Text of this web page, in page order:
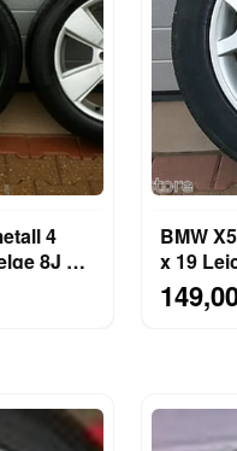
4
8J x
BMW
x 19 Leichtmetall Felge 1096228
Reifen